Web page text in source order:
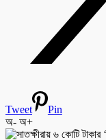
Tweet
Pin
অ- অ+